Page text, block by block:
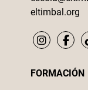
eltimbal.org
FORMACIÓN